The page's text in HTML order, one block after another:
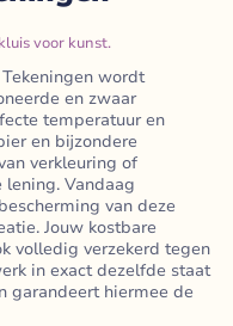
voor kunst.
wordt
en zwaar
temperatuur en
en bijzondere
verkleuring of
Vandaag
van deze
Jouw kostbare
volledig verzekerd tegen
in exact dezelfde staat
garandeert hiermee de